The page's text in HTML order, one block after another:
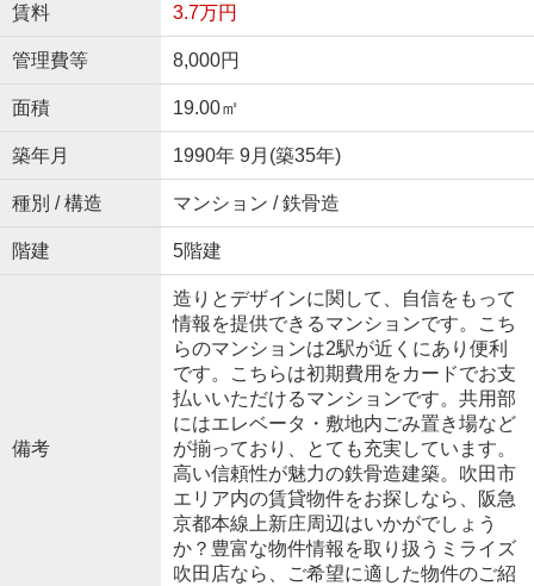
賃料 3.7万円
管理費等 8,000円
面積 19.00㎡
築年月 1990年 9月(築35年)
種別 / 構造 マンション / 鉄骨造
階建 5階建
備考
造りとデザインに関して、自信をもって
情報を提供できるマンションです。こち
らのマンションは2駅が近くにあり便利
です。こちらは初期費用をカードでお支
払いいただけるマンションです。共用部
にはエレベータ・敷地内ごみ置き場など
が揃っており、とても充実しています。
高い信頼性が魅力の鉄骨造建築。吹田市
エリア内の賃貸物件をお探しなら、阪急
京都本線上新庄周辺はいかがでしょう
か？豊富な物件情報を取り扱うミライズ
吹田店なら、ご希望に適した物件のご紹